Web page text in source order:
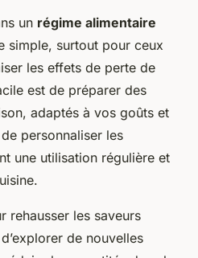
un régime alimentaire
simple, surtout pour ceux
les effets de perte de
est de préparer des
adaptés à vos goûts et
personnaliser les
une utilisation régulière et
rehausser les saveurs
de nouvelles